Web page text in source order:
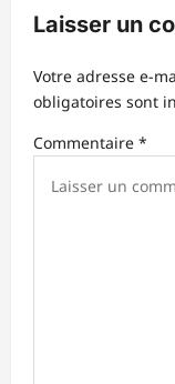
d
’
a
r
Laisser un
Votre adresse e-
obligatoires sont
Commentaire *